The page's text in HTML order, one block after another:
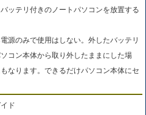
ッテリ付きのノートパソコンを放置する
源のみで使用はしない。外したバッテリ
コン本体から取り外したままにした場
なります。できるだけパソコン本体にセ
ド